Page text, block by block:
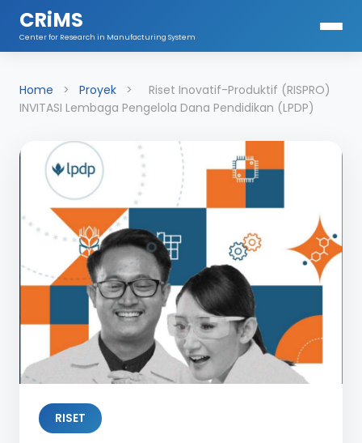
CRiMS
Center for Research in Manufacturing System
Home > Proyek >
Riset Inovatif-Produktif (RISPRO)
INVITASI Lembaga Pengelola Dana Pendidikan (LPDP)
RISET